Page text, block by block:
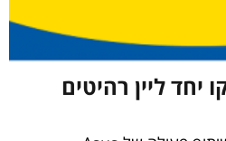
יחד ליין רהיטים